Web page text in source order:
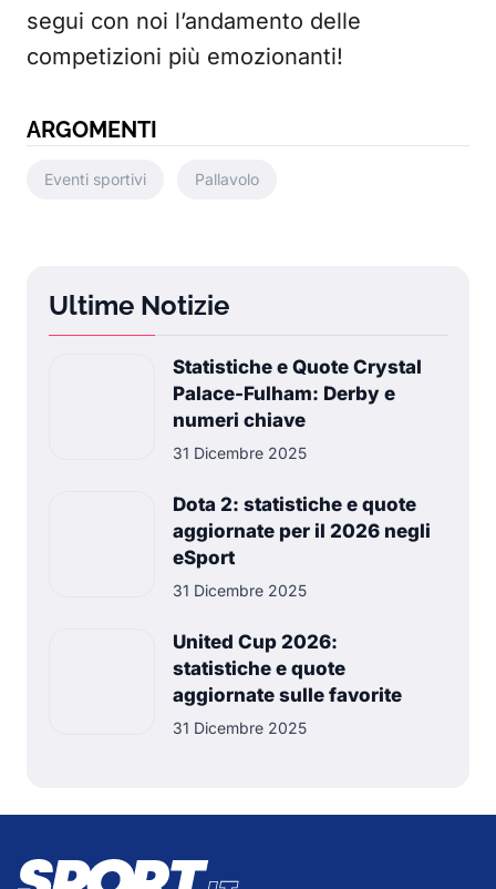
segui con noi l’andamento delle
competizioni più emozionanti!
ARGOMENTI
Eventi sportivi Pallavolo
Ultime Notizie
Statistiche e Quote Crystal
Palace-Fulham: Derby e
numeri chiave
31 Dicembre 2025
Dota 2: statistiche e quote
aggiornate per il 2026 negli
eSport
31 Dicembre 2025
United Cup 2026:
statistiche e quote
aggiornate sulle favorite
31 Dicembre 2025